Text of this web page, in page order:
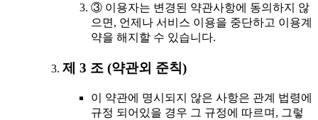
③ 이용자는 변경된 약관사항에 동의하지 않
으면, 언제나 서비스 이용을 중단하고 이용계
약을 해지할 수 있습니다.
제 3 조 (약관외 준칙)
이 약관에 명시되지 않은 사항은 관계 법령에
규정 되어있을 경우 그 규정에 따르며, 그렇